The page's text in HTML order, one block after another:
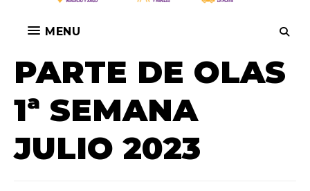
MENU
PARTE DE OLAS
1ª SEMANA
JULIO 2023